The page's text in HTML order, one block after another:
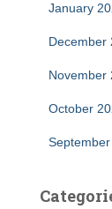
January
December
November
October